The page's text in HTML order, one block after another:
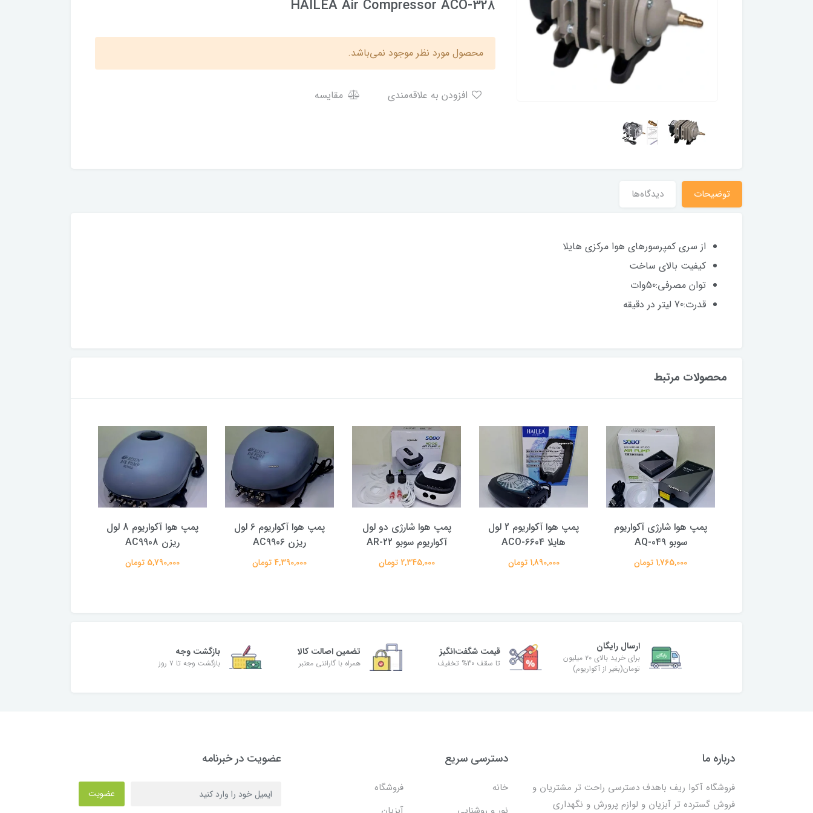
HAILEA Air Compressor ACO-328
محصول مورد نظر موجود نمی‌باشد.
مقایسه
توضیحات دیدگاه‌ها
از سری کمپرسورهای هوا مرکزی هایلا
کیفیت بالای ساخت
توان مصرفی:50وات
قدرت:70 لیتر در دقیقه
محصولات مرتبط
پمپ هوا شارژی آکواریوم
سوبو AQ-049
1,765,000 تومان
پمپ هوا آکواریوم 2 لول
هایلا ACO-6604
1,890,000 تومان
پمپ هوا شارژی دو لول
آکواریوم سوبو AR-22
2,345,000 تومان
پمپ هوا آکواریوم 6 لول
ریزن AC9906
4,390,000 تومان
پمپ هوا آکواریوم 8 لول
ریزن AC9908
5,790,000 تومان
ارسال رایگان
برای خرید بالای ۲۰ میلیون
تومان(بغیر از آکواریوم)
قیمت شگفت‌انگیز
تا سقف 30% تخفیف
تضمین اصالت کالا
همراه با گارانتی معتبر
بازگشت وجه
بازگشت وجه تا ۷ روز
درباره ما
فروشگاه آکوا ریف باهدف دسترسی راحت تر مشتریان و
فروش گسترده تر آبزیان و لوازم پرورش و نگهداری
دسترسی سریع
خانه
فروشگاه
عضویت در خبرنامه
عضویت